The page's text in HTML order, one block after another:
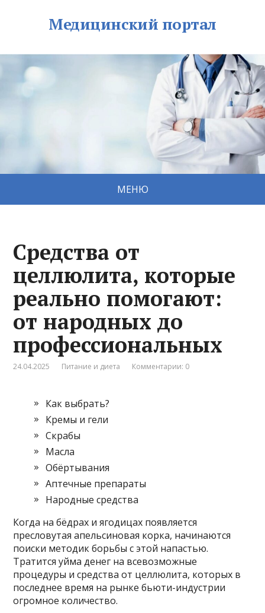
Медицинский портал
МЕНЮ
Средства от
целлюлита, которые
реально помогают:
от народных до
профессиональных
24.04.2025 Питание и диета Комментарии: 0
Как выбрать?
Кремы и гели
Скрабы
Масла
Обёртывания
Аптечные препараты
Народные средства
Когда на бёдрах и ягодицах появляется
пресловутая апельсиновая корка, начинаются
поиски методик борьбы с этой напастью.
Тратится уйма денег на всевозможные
процедуры и средства от целлюлита, которых в
последнее время на рынке бьюти-индустрии
огромное количество.